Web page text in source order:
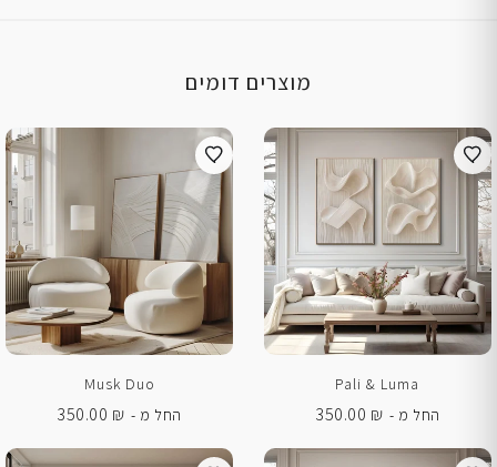
מוצרים דומים
Pali & Luma
החל מ -
350.00 ₪
Musk Duo
החל מ -
350.00 ₪